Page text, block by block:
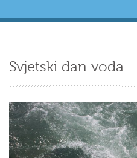
Svjetski dan voda